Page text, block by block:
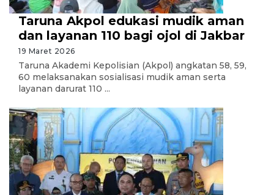
Taruna Akpol edukasi mudik aman
dan layanan 110 bagi ojol di Jakbar
19 Maret 2026
Taruna Akademi Kepolisian (Akpol) angkatan 58, 59,
60 melaksanakan sosialisasi mudik aman serta
layanan darurat 110 ...